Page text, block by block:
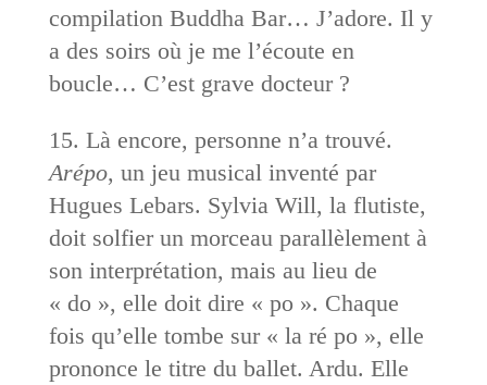
compilation Buddha Bar… J’adore. Il y
a des soirs où je me l’écoute en
boucle… C’est grave docteur ?
15. Là encore, personne n’a trouvé.
Arépo, un jeu musical inventé par
Hugues Lebars. Sylvia Will, la flutiste,
doit solfier un morceau parallèlement à
son interprétation, mais au lieu de
« do », elle doit dire « po ». Chaque
fois qu’elle tombe sur « la ré po », elle
prononce le titre du ballet. Ardu. Elle